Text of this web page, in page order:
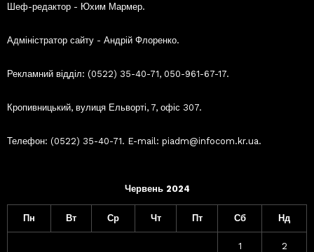
Шеф-редактор - Юхим Мармер.
Адміністратор сайту - Андрій Флоренко.
Рекламний відділ: (0522) 35-40-71, 050-961-67-17.
Кропивницький, вулиця Ельворті, 7, офіс 307.
Телефон: (0522) 35-40-71. E-mail: piadm@infocom.kr.ua.
Червень 2024
Пн Вт Ср Чт Пт Сб Нд
1 2